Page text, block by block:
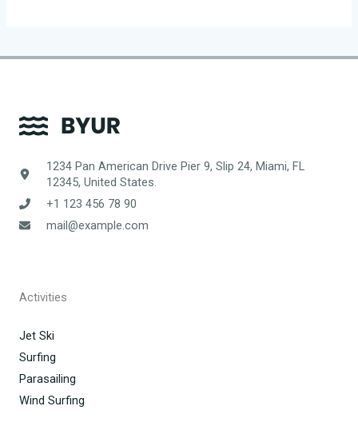
1234 Pan American Drive Pier 9, Slip 24, Miami, FL
12345, United States.
+1 123 456 78 90
mail@example.com
Activities
Jet Ski
Surfing
Parasailing
Wind Surfing